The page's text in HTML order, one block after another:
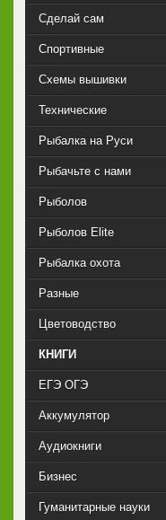
Сделай сам
Спортивные
Схемы вышивки
Технические
Рыбалка на Руси
Рыбачьте с нами
Рыболов
Рыболов Elite
Рыбалка охота
Разные
Цветоводство
КНИГИ
ЕГЭ ОГЭ
Аккумулятор
Аудиокниги
Бизнес
Гуманитарные науки